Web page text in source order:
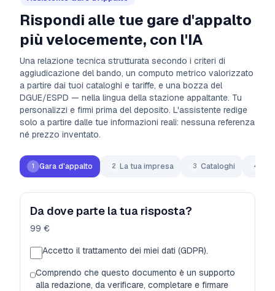
Rispondi alle tue gare d'appalto
più velocemente, con l'IA
Una relazione tecnica strutturata secondo i criteri di
aggiudicazione del bando, un computo metrico valorizzato
a partire dai tuoi cataloghi e tariffe, e una bozza del
DGUE/ESPD — nella lingua della stazione appaltante. Tu
personalizzi e firmi prima del deposito. L'assistente redige
solo a partire dalle tue informazioni reali: nessuna referenza
né prezzo inventato.
1 Gara d'appalto 2 La tua impresa 3 Cataloghi 4
Da dove parte la tua risposta?
99 €
Accetto il trattamento dei miei dati (GDPR).
Comprendo che questo documento è un supporto
alla redazione, da verificare, completare e firmare